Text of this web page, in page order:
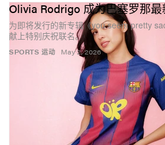
SPORTS 运动
Olivia Rodrigo 成为巴塞罗那
为即将发行的新专辑《you seem pretty
献上特别庆祝联名。
May 2, 2026